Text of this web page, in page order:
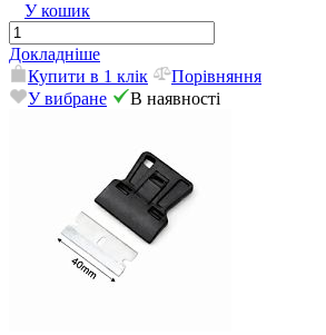
У кошик
Докладніше
Купити в 1 клік
Порівняння
У вибране
В наявності